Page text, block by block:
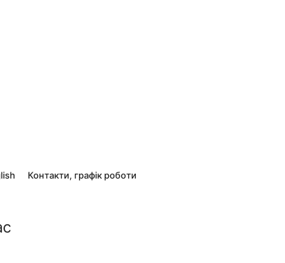
Контакти, графік роботи